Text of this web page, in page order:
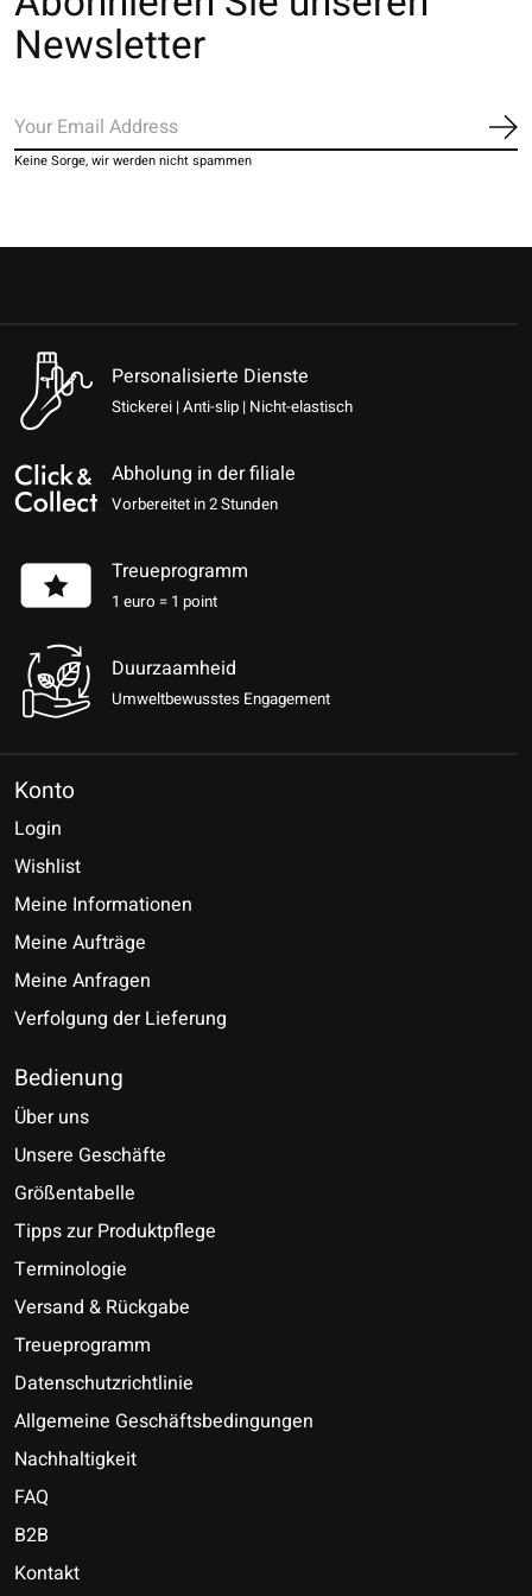
Newsletter
Keine Sorge, wir werden nicht spammen
Personalisierte Dienste
Stickerei | Anti-slip | Nicht-elastisch
Abholung in der filiale
Vorbereitet in 2 Stunden
Treueprogramm
1 euro = 1 point
Duurzaamheid
Umweltbewusstes Engagement
Konto
Login
Wishlist
Meine Informationen
Meine Aufträge
Meine Anfragen
Verfolgung der Lieferung
Bedienung
Über uns
Unsere Geschäfte
Größentabelle
Tipps zur Produktpflege
Terminologie
Versand & Rückgabe
Treueprogramm
Datenschutzrichtlinie
Allgemeine Geschäftsbedingungen
Nachhaltigkeit
FAQ
B2B
Kontakt